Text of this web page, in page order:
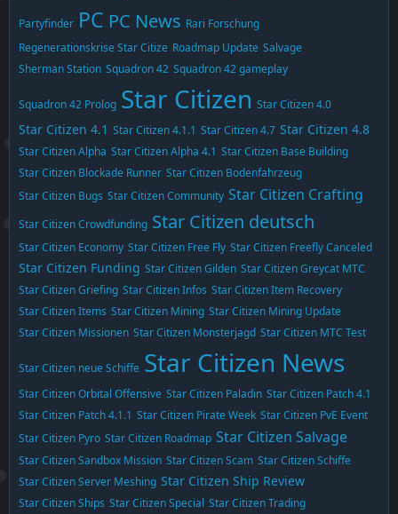
Partyfinder PC PC News Rari Forschung
Regenerationskrise Star Citize Roadmap Update Salvage
Sherman Station Squadron 42 Squadron 42 gameplay
Squadron 42 Prolog Star Citizen Star Citizen 4.0
Star Citizen 4.1 Star Citizen 4.1.1 Star Citizen 4.7 Star Citizen 4.8
Star Citizen Alpha Star Citizen Alpha 4.1 Star Citizen Base Building
Star Citizen Blockade Runner Star Citizen Bodenfahrzeug
Star Citizen Bugs Star Citizen Community Star Citizen Crafting
Star Citizen Crowdfunding Star Citizen deutsch
Star Citizen Economy Star Citizen Free Fly Star Citizen Freefly Canceled
Star Citizen Funding Star Citizen Gilden Star Citizen Greycat MTC
Star Citizen Griefing Star Citizen Infos Star Citizen Item Recovery
Star Citizen Items Star Citizen Mining Star Citizen Mining Update
Star Citizen Missionen Star Citizen Monsterjagd Star Citizen MTC Test
Star Citizen neue Schiffe Star Citizen News
Star Citizen Orbital Offensive Star Citizen Paladin Star Citizen Patch 4.1
Star Citizen Patch 4.1.1 Star Citizen Pirate Week Star Citizen PvE Event
Star Citizen Pyro Star Citizen Roadmap Star Citizen Salvage
Star Citizen Sandbox Mission Star Citizen Scam Star Citizen Schiffe
Star Citizen Server Meshing Star Citizen Ship Review
Star Citizen Ships Star Citizen Special Star Citizen Trading